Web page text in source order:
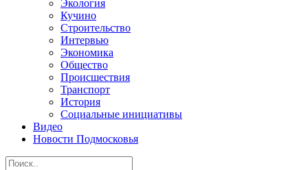
Экология
Кучино
Строительство
Интервью
Экономика
Общество
Происшествия
Транспорт
История
Социальные инициативы
Видео
Новости Подмосковья